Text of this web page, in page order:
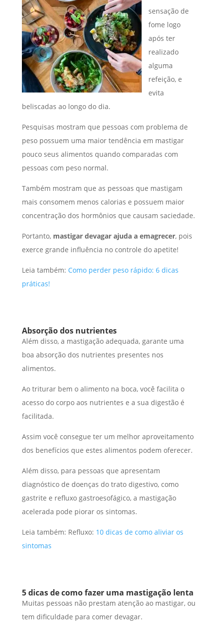
sensação de
fome logo
após ter
realizado
alguma
refeição, e
evita
beliscadas ao longo do dia.
Pesquisas mostram que pessoas com problema de
peso possuem uma maior tendência em mastigar
pouco seus alimentos quando comparadas com
pessoas com peso normal.
Também mostram que as pessoas que mastigam
mais consomem menos calorias e possuem maior
concentração dos hormônios que causam saciedade.
Portanto, mastigar devagar ajuda a emagrecer, pois
exerce grande influência no controle do apetite!
Leia também: Como perder peso rápido: 6 dicas
práticas!
Absorção dos nutrientes
Além disso, a mastigação adequada, garante uma
boa absorção dos nutrientes presentes nos
alimentos.
Ao triturar bem o alimento na boca, você facilita o
acesso do corpo aos nutrientes e a sua digestão é
facilitada.
Assim você consegue ter um melhor aproveitamento
dos benefícios que estes alimentos podem oferecer.
Além disso, para pessoas que apresentam
diagnóstico de doenças do trato digestivo, como
gastrite e refluxo gastroesofágico, a mastigação
acelerada pode piorar os sintomas.
Leia também: Refluxo: 10 dicas de como aliviar os
sintomas
5 dicas de como fazer uma mastigação lenta
Muitas pessoas não prestam atenção ao mastigar, ou
tem dificuldade para comer devagar.